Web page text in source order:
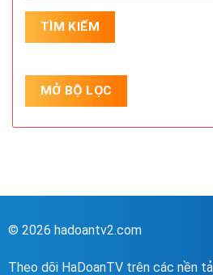
© 2026 hadoantv2.com
Theo dõi HaDoanTV trên các nền